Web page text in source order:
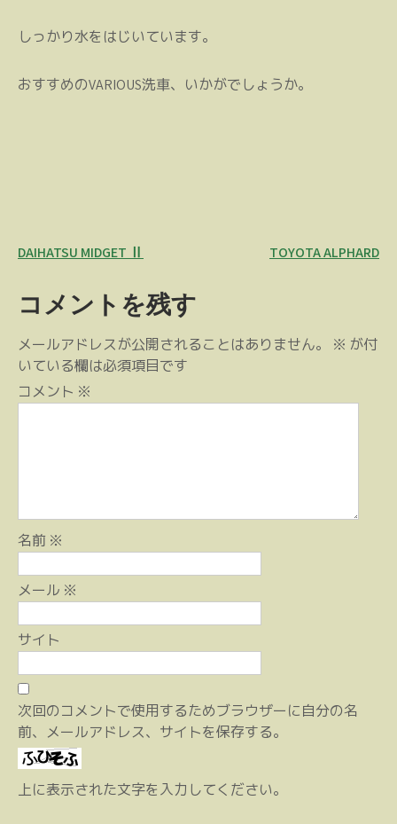
しっかり水をはじいています。
おすすめのVARIOUS洗車、いかがでしょうか。
投
ナ
ビ
ゲ
ー
シ
DAIHATSU MIDGET Ⅱ TOYOTA ALPHARD
コメントを残す
メールアドレスが公開されることはありません。 ※ が付
いている欄は必須項目です
コメント ※
名前 ※
メール ※
サイト
次回のコメントで使用するためブラウザーに自分の名
前、メールアドレス、サイトを保存する。
上に表示された文字を入力してください。